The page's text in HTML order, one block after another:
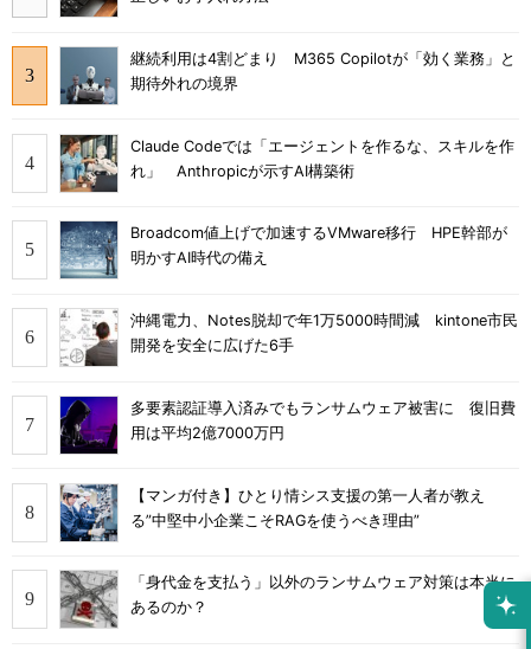
継続利用は4割どまり M365 Copilotが「効く業務」と
期待外れの境界
Claude Codeでは「エージェントを作るな、スキルを作
れ」 Anthropicが示すAI構築術
Broadcom値上げで加速するVMware移行 HPE幹部が
明かすAI時代の備え
沖縄電力、Notes脱却で年1万5000時間減 kintone市民
開発を安全に広げた6手
多要素認証導入済みでもランサムウェア被害に 復旧費
用は平均2億7000万円
【マンガ付き】ひとり情シス支援の第一人者が教え
る”中堅中小企業こそRAGを使うべき理由”
「身代金を支払う」以外のランサムウェア対策は本当に
あるのか？